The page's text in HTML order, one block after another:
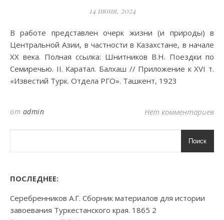
14 июня, 2024
В работе представлен очерк жизни (и природы) в
Центральной Азии, в частности в Казахстане, в начале
XX века. Полная ссылка: Шнитников В.Н. Поездки по
Семиречью. II. Каратал. Балхаш // Приложение к XVI т.
«Известий Турк. Отдела РГО». Ташкент, 1923
от admin Нет комментариев
Поиск
ПОСЛЕДНЕЕ:
Серебренников А.Г. Сборник материалов для истории
завоевания Туркестанского края. 1865 2